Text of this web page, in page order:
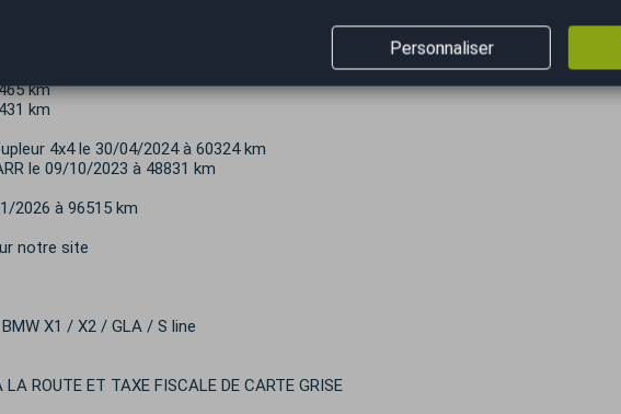
km
km
km
km
km
km
4x4 le 30/04/2024 à 60324 km
le 09/10/2023 à 48831 km
2026 à 96515 km
notre site
X1 / X2 / GLA / S line
LA ROUTE ET TAXE FISCALE DE CARTE GRISE
Personnaliser